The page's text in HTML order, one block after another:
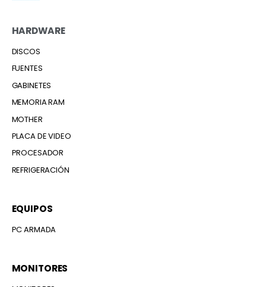
HARDWARE
DISCOS
FUENTES
GABINETES
MEMORIA RAM
MOTHER
PLACA DE VIDEO
PROCESADOR
REFRIGERACIÓN
EQUIPOS
PC ARMADA
MONITORES